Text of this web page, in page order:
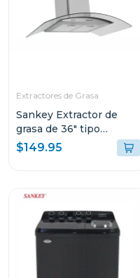
Extractores de Grasa
Sankey Extractor de
grasa de 36" tipo
campana acero 9029scg
$149.95